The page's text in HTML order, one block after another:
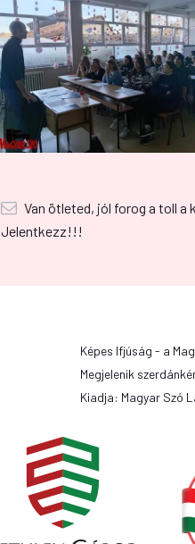
Van ötleted, jól forog a toll a
Jelentkezz!!!
Képes Ifjúság - a
Megjelenik
Kiadja: Magyar Szó